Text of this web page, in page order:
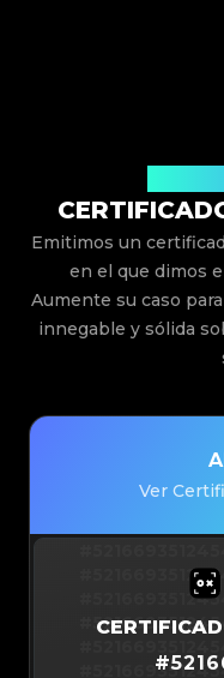
Emitimos un
en el que dimos
Aumente su caso
innegable y sólida
Ver
#